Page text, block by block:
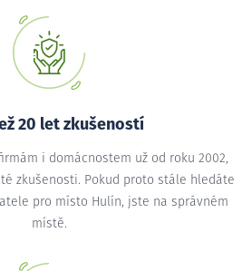
20 let zkušeností
i domácnostem už od roku 2002,
zkušenosti. Pokud proto stále hledáte
pro místo Hulín, jste na správném
místě.